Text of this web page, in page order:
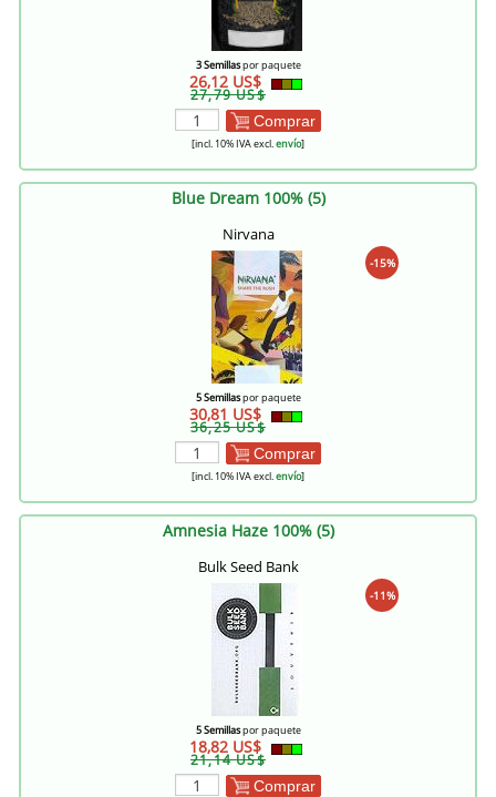
3 Semillaspor paquete
26,12 US$
27,79 US$
Comprar
[incl. 10% IVA excl.envío]
Blue Dream 100% (5)
Nirvana
-15%
5 Semillaspor paquete
30,81 US$
36,25 US$
Comprar
[incl. 10% IVA excl.envío]
Amnesia Haze 100% (5)
Bulk Seed Bank
-11%
5 Semillaspor paquete
18,82 US$
21,14 US$
Comprar